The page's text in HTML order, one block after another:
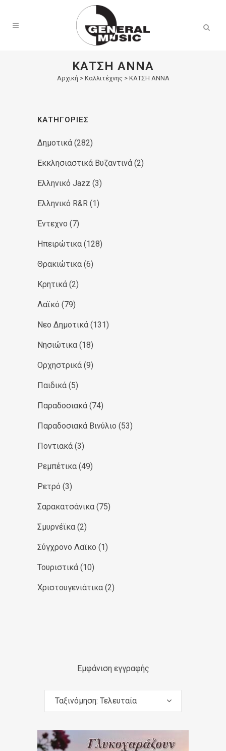
ΚΑΤΣΗ ΑΝΝΑ
Αρχική > Καλλιτέχνης > ΚΑΤΣΗ ΑΝΝΑ
ΚΑΤΗΓΟΡΊΕΣ
Δημοτικά (282)
Εκκλησιαστικά Βυζαντινά (2)
Ελληνικό Jazz (3)
Ελληνικό R&R (1)
Έντεχνο (7)
Ηπειρώτικα (128)
Θρακιώτικα (6)
Κρητικά (2)
Λαϊκό (79)
Νεο Δημοτικά (131)
Νησιώτικα (18)
Ορχηστρικά (9)
Παιδικά (5)
Παραδοσιακά (74)
Παραδοσιακά Βινύλιο (53)
Ποντιακά (3)
Ρεμπέτικα (49)
Ρετρό (3)
Σαρακατσάνικα (75)
Σμυρνέϊκα (2)
Σύγχρονο Λαϊκο (1)
Τουριστικά (10)
Χριστουγενιάτικα (2)
Εμφάνιση εγγραφής
Ταξινόμηση: Τελευταία